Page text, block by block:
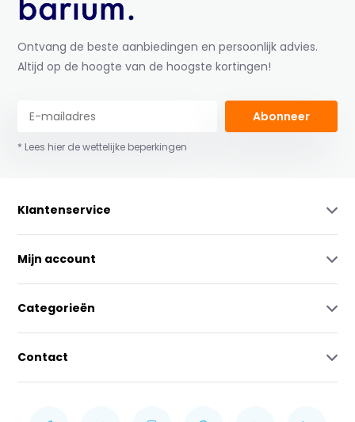
Ontvang de beste aanbiedingen en persoonlijk advies.
Altijd op de hoogte van de hoogste kortingen!
Abonneer
* Lees hier de wettelijke beperkingen
Klantenservice
Mijn account
Categorieën
Contact